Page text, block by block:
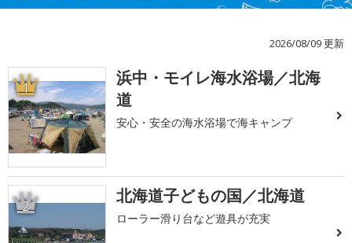
2026/08/09 更新
1
浜中・モイレ海水浴場／北海
道
安心・安全の海水浴場で海キャンプ
2 北海道子どもの国／北海道
ローラー滑り台など遊具が充実